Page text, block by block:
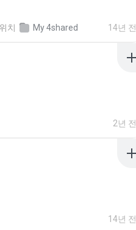
치 My 4shared 14년 전
2년 전
14년 전